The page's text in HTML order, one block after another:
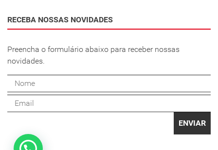
RECEBA NOSSAS NOVIDADES
Preencha o formulário abaixo para receber nossas
novidades.